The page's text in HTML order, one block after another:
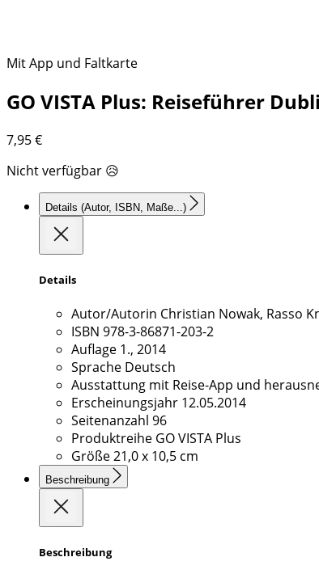
Mit App und Faltkarte
GO VISTA Plus: Reiseführer
7,95€
Nicht verfügbar 😥
Details (Autor, ISBN, Maße...)
Details
Autor/Autorin Christian Nowak, Rasso
ISBN 978-3-86871-203-2
Auflage 1., 2014
Sprache Deutsch
Ausstattung mit Reise-App und
Erscheinungsjahr 12.05.2014
Seitenanzahl 96
Produktreihe GO VISTA Plus
Größe21,0 x 10,5 cm
Beschreibung
Beschreibung